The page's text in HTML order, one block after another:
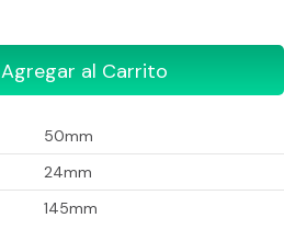
Agregar al Carrito
50mm
24mm
145mm